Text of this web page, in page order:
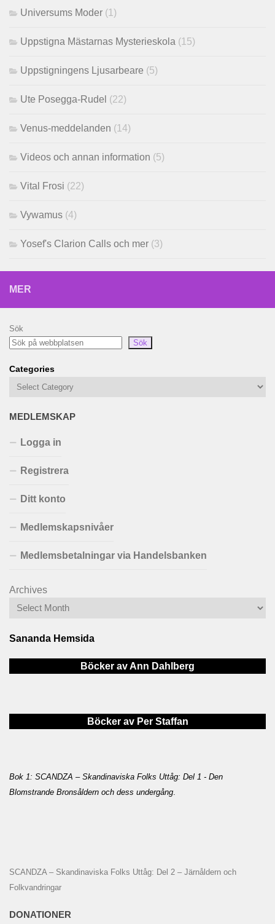
Universums Moder (1)
Uppstigna Mästarnas Mysterieskola (15)
Uppstigningens Ljusarbeare (5)
Ute Posegga-Rudel (22)
Venus-meddelanden (14)
Videos och annan information (5)
Vital Frosi (22)
Vywamus (4)
Yosef's Clarion Calls och mer (3)
MER
Sök
Sök
Categories
MEDLEMSKAP
Logga in
Registrera
Ditt konto
Medlemskapsnivåer
Medlemsbetalningar via Handelsbanken
Archives
Sananda Hemsida
Böcker av Ann Dahlberg
Böcker av Per Staffan
Bok 1: SCANDZA – Skandinaviska Folks Uttåg: Del 1 - Den
Blomstrande Bronsåldern och dess undergång.
SCANDZA – Skandinaviska Folks Uttåg: Del 2 – Järnåldern och
Folkvandringar
DONATIONER